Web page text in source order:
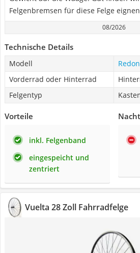
Felgenbremsen für diese Felge
08/2026
Technische Details
Modell
Vorderrad oder Hinterrad
Felgentyp
Vorteile
inkl. Felgenband
eingespeicht und
zentriert
Vuelta 28 Zoll Fahrradfelge